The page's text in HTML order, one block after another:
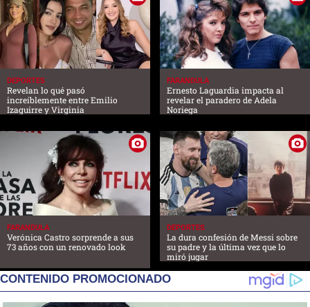
DEPORTES
Revelan lo qué pasó
increíblemente entre Emilio
Izaguirre y Virginia
FARANDULA
Ernesto Laguardia impacta al
revelar el paradero de Adela
Noriega
FARANDULA
Verónica Castro sorprende a sus
73 años con un renovado look
DEPORTES
La dura confesión de Messi sobre
su padre y la última vez que lo
miró jugar
CONTENIDO PROMOCIONADO